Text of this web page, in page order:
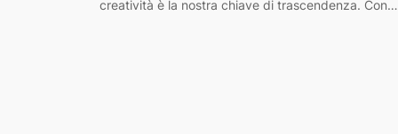
creatività è la nostra chiave di trascendenza. Con…